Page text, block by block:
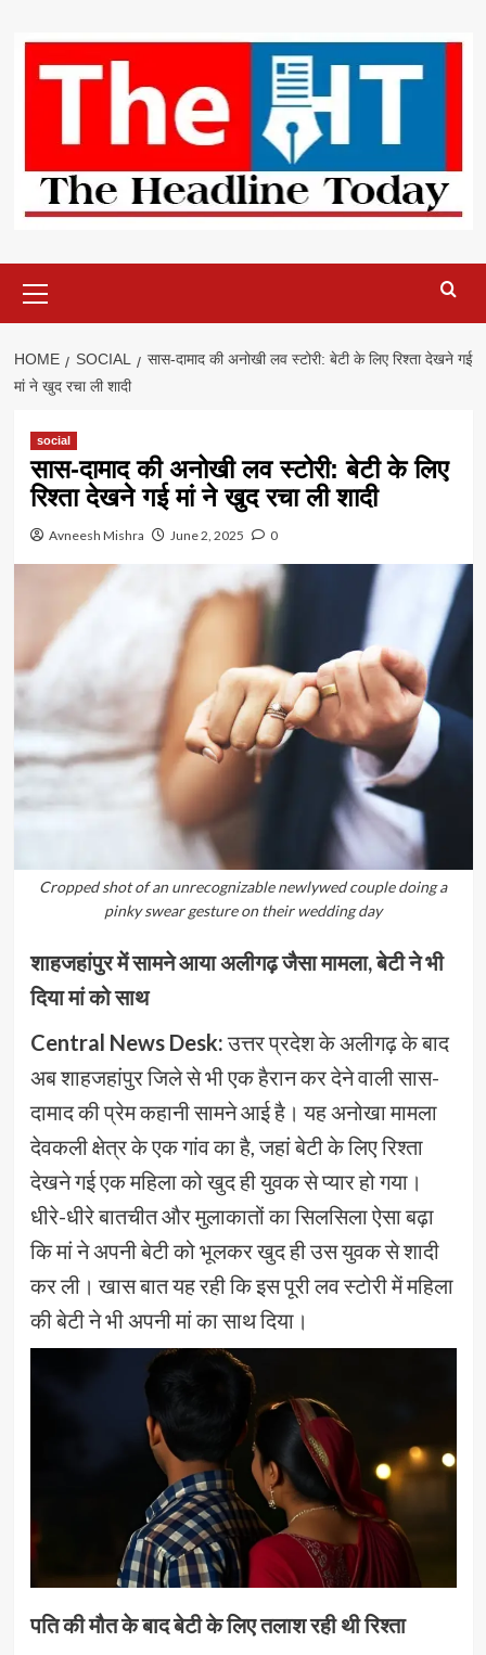
content
Menu
HOME SOCIAL
सास-दामाद की अनोखी लव स्टोरी: बेटी के लिए रिश्ता देखने गई
मां ने खुद रचा ली शादी
social
सास-दामाद की अनोखी लव स्टोरी: बेटी के लिए
रिश्ता देखने गई मां ने खुद रचा ली शादी
Avneesh Mishra June 2, 2025 0
Cropped shot of an unrecognizable newlywed couple doing a
pinky swear gesture on their wedding day
शाहजहांपुर में सामने आया अलीगढ़ जैसा मामला, बेटी ने भी
दिया मां को साथ
Central News Desk:उत्तर प्रदेश के अलीगढ़ के बाद
अब शाहजहांपुर जिले से भी एक हैरान कर देने वाली सास-
दामाद की प्रेम कहानी सामने आई है। यह अनोखा मामला
देवकली क्षेत्र के एक गांव का है, जहां बेटी के लिए रिश्ता
देखने गई एक महिला को खुद ही युवक से प्यार हो गया।
धीरे-धीरे बातचीत और मुलाकातों का सिलसिला ऐसा बढ़ा
कि मां ने अपनी बेटी को भूलकर खुद ही उस युवक से शादी
कर ली। खास बात यह रही कि इस पूरी लव स्टोरी में महिला
की बेटी ने भी अपनी मां का साथ दिया।
पति की मौत के बाद बेटी के लिए तलाश रही थी रिश्ता